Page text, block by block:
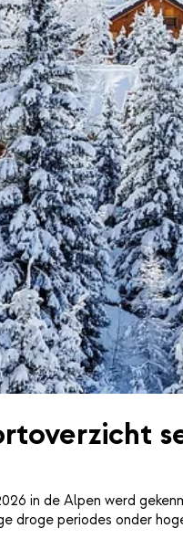
in de Alpen werd
droge periodes onder